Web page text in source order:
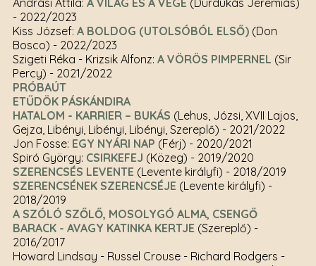
Andrási Attila: A VILÁG ÉS A VÉGE (Durdukás Jeremiás)
- 2022/2023
Kiss József: A BOLDOG (UTOLSÓBÓL ELSŐ)(Don
Bosco) - 2022/2023
Szigeti Réka - Krizsik Alfonz: A VÖRÖS PIMPERNEL (Sir
Percy) - 2021/2022
PRÓBAÚT
ETŰDÖK PÁSKÁNDIRA
HATALOM - KARRIER – BUKÁS (Lehus, Józsi, XVII Lajos,
Gejza, Libényi, Libényi, Libényi, Szereplő) - 2021/2022
Jon Fosse: EGY NYÁRI NAP (Férj) - 2020/2021
Spiró György: CSIRKEFEJ (Közeg) - 2019/2020
SZERENCSÉS LEVENTE (Levente királyfi) - 2018/2019
SZERENCSÉNEK SZERENCSÉJE (Levente királyfi) -
2018/2019
A SZÓLÓ SZŐLŐ, MOSOLYGÓ ALMA, CSENGŐ
BARACK - AVAGY KATINKA KERTJE (Szereplő) -
2016/2017
Howard Lindsay - Russel Crouse - Richard Rodgers -